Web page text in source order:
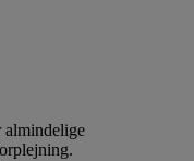
almindelige